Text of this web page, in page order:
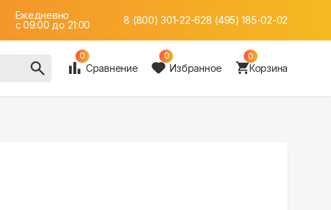
Ежедневно
c 09:00 до 21:00
8 (800) 301-22-628 (495) 185-02-02
0
Сравнение
0
Избранное
0
Корзина